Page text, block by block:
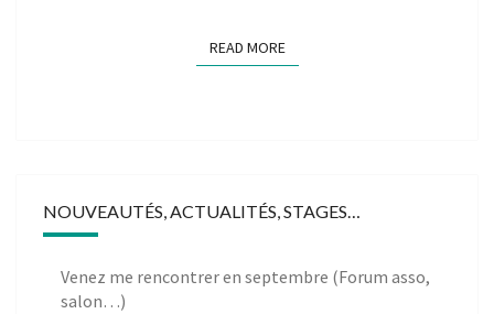
READ MOREREAD MORE
NOUVEAUTÉS, ACTUALITÉS, STAGES…
Venez me rencontrer en septembre (Forum asso,
salon…)